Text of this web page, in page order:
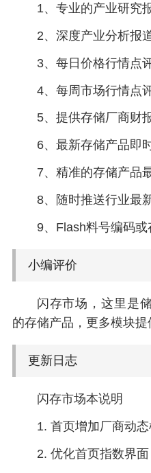
1、专业的产业研究
2、深度产业分析报
3、每日价格行情点
4、每周市场行情点
5、提供存储厂商财
6、最新存储产品即
7、精准的存储产品
8、随时推送行业最
9、Flash料号编码或
小编评价
闪存市场，这里是
的存储产品，更多模块提
更新日志
闪存市场本说明
1. 首页增加厂商动
2. 优化首页指数界面